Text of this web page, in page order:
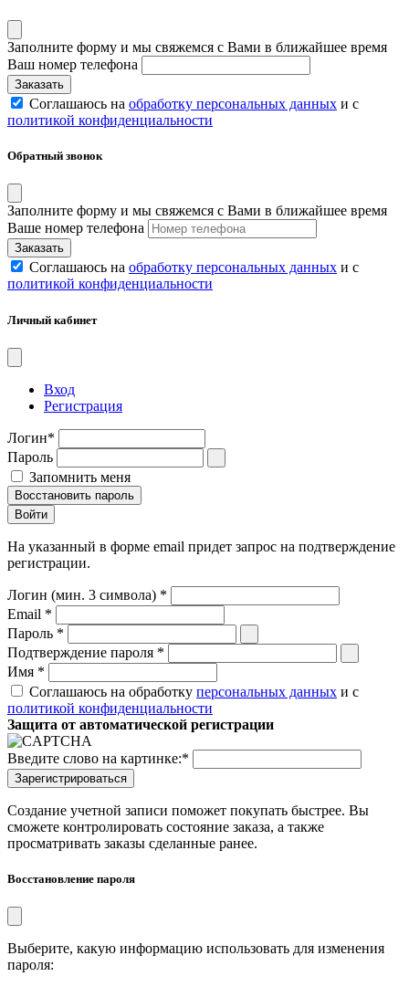
Заполните форму и мы свяжемся с Вами в ближайшее время
Ваш номер телефона
Соглашаюсь на обработку персональных данных и с
политикой конфиденциальности
Обратный звонок
Заполните форму и мы свяжемся с Вами в ближайшее время
Ваше номер телефона
Соглашаюсь на обработку персональных данных и с
политикой конфиденциальности
Личный кабинет
Вход
Регистрация
Логин*
Пароль
Запомнить меня
Восстановить пароль
На указанный в форме email придет запрос на подтверждение
регистрации.
Логин (мин. 3 символа) *
Email *
Пароль *
Подтверждение пароля *
Имя *
Соглашаюсь на обработку персональных данных и с
политикой конфиденциальности
Защита от автоматической регистрации
Введите слово на картинке:*
Создание учетной записи поможет покупать быстрее. Вы
сможете контролировать состояние заказа, а также
просматривать заказы сделанные ранее.
Восстановление пароля
Выберите, какую информацию использовать для изменения
пароля: